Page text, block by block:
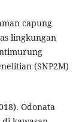
capung
lingkungan
(SNP2M)
Odonata